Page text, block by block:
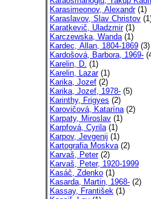
Karasimeonov, Alexandr(1)
Karaslavov, Slav Christov
Karatkevič, Uladzmir(1)
Karczewska, Wanda(1)
Kardec, Allan, 1804-1869 (3)
Kardošová, Barbora, 1969-
Karelin, D. (1)
Karelin, Lazar(1)
Karika, Jozef (2)
Karika, Jozef, 1978- (5)
Karinthy, Frigyes (2)
Karovičová, Katarína(2)
Karpaty, Miroslav (1)
Karpfová, Cyrila(1)
Karpov, Jevgenij (1)
Kartografia Moskva(2)
Karvaš, Peter(2)
Karvaš, Peter, 1920-1999
Kasáč, Zdenko (1)
Kasarda, Martin, 1968- (2)
Kassay, František (1)